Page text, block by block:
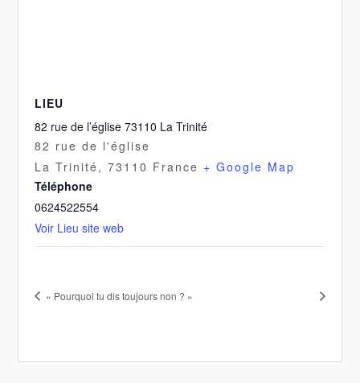
LIEU
82 rue de l’église 73110 La Trinité
82 rue de l'église
La Trinité, 73110 France + Google Map
Téléphone
0624522554
Voir Lieu site web
« Pourquoi tu dis toujours non ? »